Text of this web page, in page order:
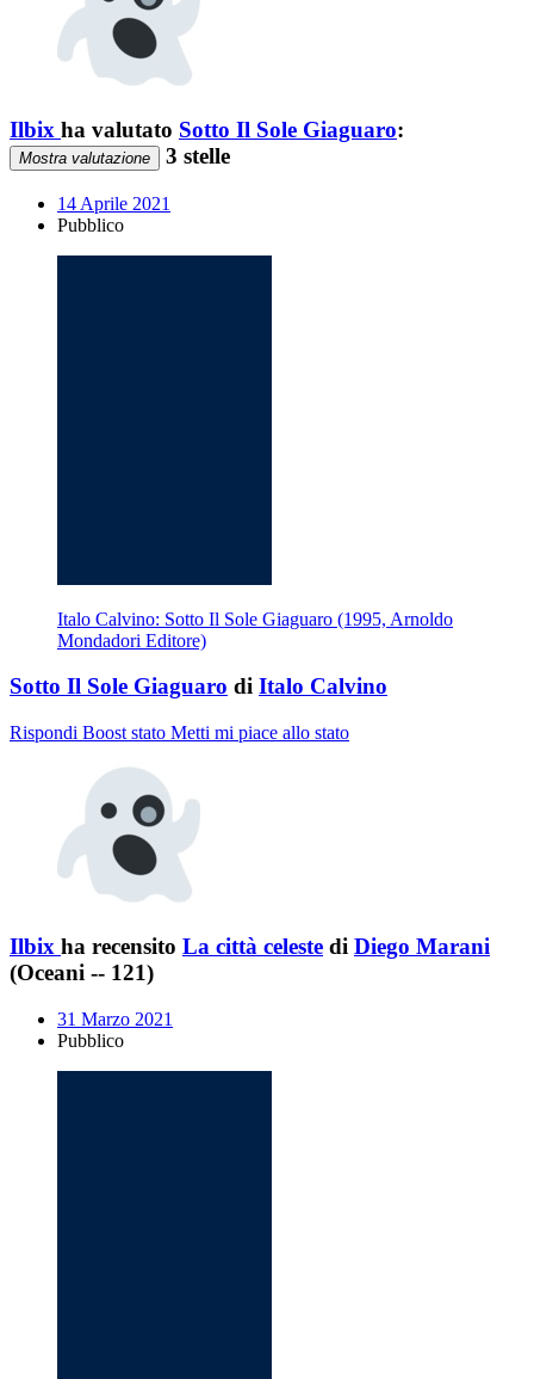
Ilbix ha valutato Sotto Il Sole Giaguaro:
Mostra valutazione 3 stelle
14 Aprile 2021
Pubblico
Italo Calvino: Sotto Il Sole Giaguaro (1995, Arnoldo
Mondadori Editore)
Sotto Il Sole Giaguaro di Italo Calvino
Rispondi Boost stato Metti mi piace allo stato
Ilbix ha recensito La città celeste di Diego Marani
(Oceani -- 121)
31 Marzo 2021
Pubblico